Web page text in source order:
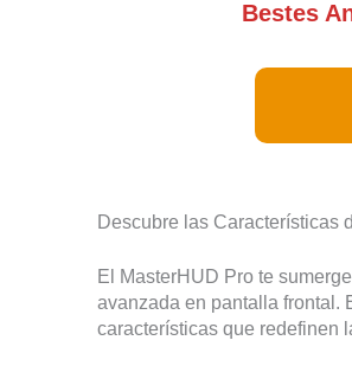
Bestes
Descubre las Características
El MasterHUD Pro te
avanzada en pantalla frontal.
características que redefinen